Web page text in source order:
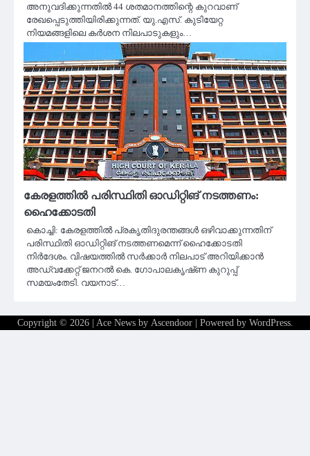
അനുവദിക്കുന്നതില്‍ 44 ശതമാനത്തിന്റെ കുറവാണ്
രേഖപ്പെടുത്തിയിരിക്കുന്നത്. യു.എസ്. കുടിയേറ്റ
നിയമങ്ങളിലെ കര്‍ശന നിലപാടുകളും…
കേരളത്തിൽ പരിസ്ഥിതി ഓഡിറ്റിങ് നടത്തണം:
ഹൈക്കോടതി
കൊച്ചി: കേരളത്തിൽ പ്രകൃതിദുരന്തങ്ങൾ ഒഴിവാക്കുന്നതിന്
പരിസ്ഥിതി ഓഡിറ്റിങ് നടത്തണമെന്ന് ഹൈക്കോടതി
നിർദേശം. വിഷയത്തിൽ സർക്കാർ നിലപാട് അറിയിക്കാൻ
അഡ്വക്കേറ്റ് ജനറൽ കെ. ഗോപാലകൃഷ്‌ണ കുറുപ്പ്
സമയംതേടി. വയനാട്…
Copyright © 2026 | Ace News by Ascendoor| Powered by WordPress.